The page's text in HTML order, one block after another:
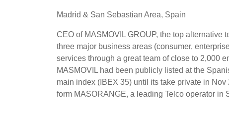
Madrid & San Sebastian Area, Spain
CEO of MASMOVIL GROUP, the top alternative
three major business areas (consumer,
services through a great team of close to 2,000
MASMOVIL had been publicly listed at the
main index (IBEX 35) until its take private in
form MASORANGE, a leading Telco operator in